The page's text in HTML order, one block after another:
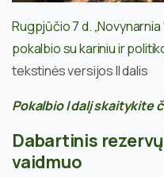
Rugpjūčio 7 d.
pokalbio su kariniu ir
tekstinės versijos II dalis
Pokalbio I dalį skaitykite
Dabartinis
vaidmuo